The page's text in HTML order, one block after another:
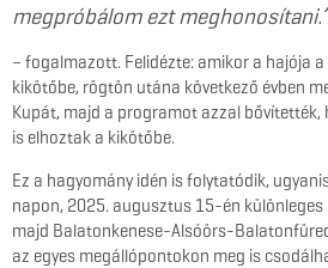
megpróbálom ezt meghonosítani.”
– fogalmazott. Felidézte: amikor a hajója
kikötőbe, rögtön utána következő évben
Kupát, majd a programot azzal bővítették,
is elhoztak a kikötőbe.
Ez a hagyomány idén is folytatódik,
napon, 2025. augusztus 15-én
majd Balatonkenese-Alsóörs-
az egyes megállópontokon meg is